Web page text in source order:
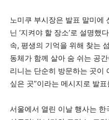
노미쿠 부시장은 발표 말미에
닌 ‘지켜야 할 장소’로 설명했
속, 평생의 기억을 위해 찾는
동체가 함께 살아 숨 쉬는 공
리니는 단순히 방문하는 곳이
싶은 곳”이라는 메시지로 발
서울에서 열린 이날 행사는 한